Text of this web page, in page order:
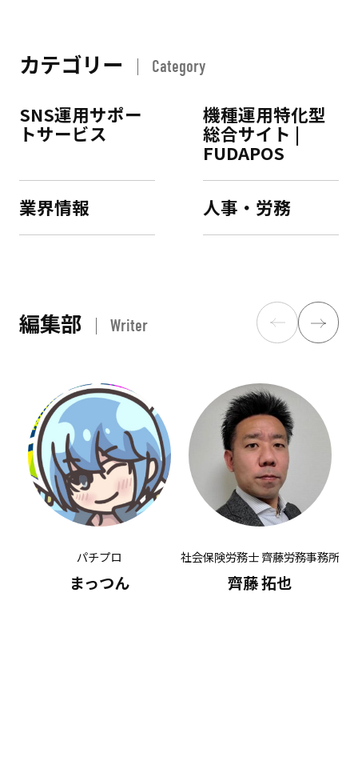
カテゴリー Category
SNS運用サポー
トサービス
機種運用特化型
総合サイト |
FUDAPOS
業界情報 人事・労務
編集部 Writer
パチプロ
まっつん
社会保険労務士 齊藤労務事務所
齊藤 拓也